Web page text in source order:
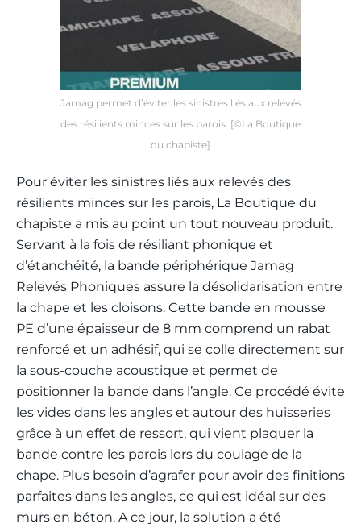
Jamag permet d’éviter les sinistres liés aux relevés
des résilients minces sur les parois. [©La Boutique
du chapiste]
Pour éviter les sinistres liés aux relevés des
résilients minces sur les parois, La Boutique du
chapiste a mis au point un tout nouveau produit.
Servant à la fois de résiliant phonique et
d’étanchéité, la bande périphérique Jamag
Relevés Phoniques assure la désolidarisation entre
la chape et les cloisons. Cette bande en mousse
PE d’une épaisseur de 8 mm comprend un rabat
renforcé et un adhésif, qui se colle directement sur
la sous-couche acoustique et permet de
positionner la bande dans l’angle. Ce procédé évite
les vides dans les angles et autour des huisseries
grâce à un effet de ressort, qui vient plaquer la
bande contre les parois lors du coulage de la
chape. Plus besoin d’agrafer pour avoir des finitions
parfaites dans les angles, ce qui est idéal sur des
murs en béton. A ce jour, la solution a été